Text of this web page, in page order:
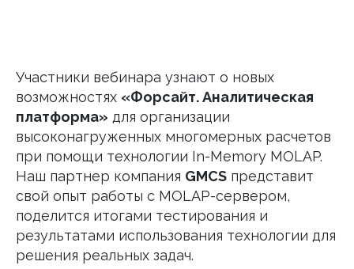
Участники вебинара узнают о новых
возможностях «Форсайт. Аналитическая
платформа» для организации
высоконагруженных многомерных расчетов
при помощи технологии In-Memory MOLAP.
Наш партнер компания GMCS представит
свой опыт работы с MOLAP-сервером,
поделится итогами тестирования и
результатами использования технологии для
решения реальных задач.